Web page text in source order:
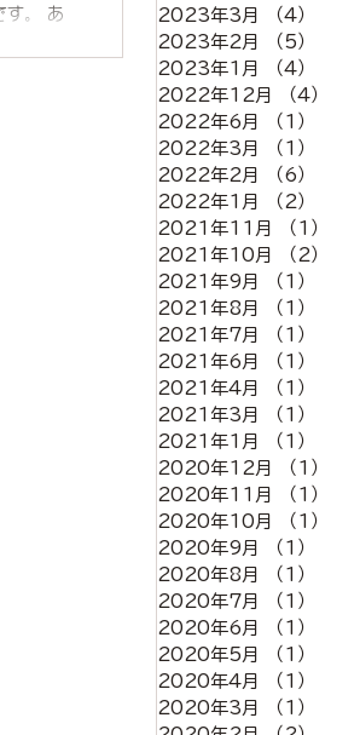
す。 あ
2023年3月
（4）
2023年2月
（5）
2023年1月
（4）
2022年12月
（4）
2022年6月
（1）
2022年3月
（1）
2022年2月
（6）
2022年1月
（2）
2021年11月
（1）
2021年10月
（2）
2021年9月
（1）
2021年8月
（1）
2021年7月
（1）
2021年6月
（1）
2021年4月
（1）
2021年3月
（1）
2021年1月
（1）
2020年12月
（1）
2020年11月
（1）
2020年10月
（1）
2020年9月
（1）
2020年8月
（1）
2020年7月
（1）
2020年6月
（1）
2020年5月
（1）
2020年4月
（1）
2020年3月
（1）